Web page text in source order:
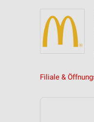
Filiale &